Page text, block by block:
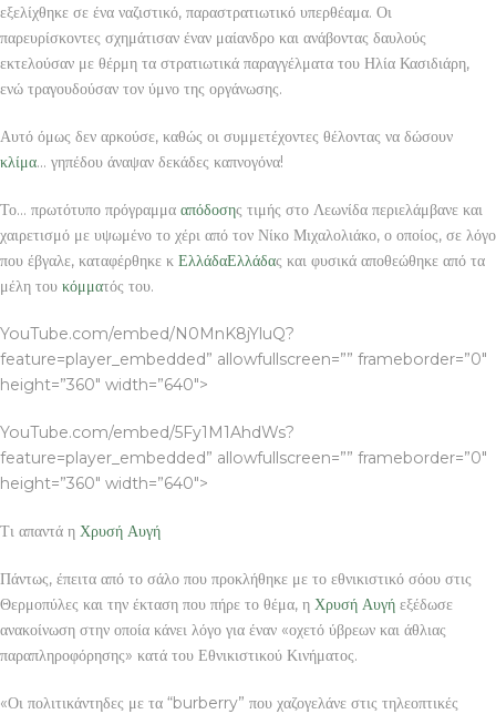
εξελίχθηκε σε ένα ναζιστικό, παραστρατιωτικό υπερθέαμα. Οι
παρευρίσκοντες σχημάτισαν έναν μαίανδρο και ανάβοντας δαυλούς
εκτελούσαν με θέρμη τα στρατιωτικά παραγγέλματα του Ηλία Κασιδιάρη,
ενώ τραγουδούσαν τον ύμνο της οργάνωσης.
Αυτό όμως δεν αρκούσε, καθώς οι συμμετέχοντες θέλοντας να δώσουν
κλίμα… γηπέδου άναψαν δεκάδες καπνογόνα!
Το… πρωτότυπο πρόγραμμα απόδοσης τιμής στο Λεωνίδα περιελάμβανε και
χαιρετισμό με υψωμένο το χέρι από τον Νίκο Μιχαλολιάκο, ο οποίος, σε λόγο
που έβγαλε, καταφέρθηκε κ ΕλλάδαΕλλάδας και φυσικά αποθεώθηκε από τα
μέλη του κόμματός του.
YouTube.com/embed/N0MnK8jYluQ?
feature=player_embedded” allowfullscreen=”” frameborder=”0″
height=”360″ width=”640″>
YouTube.com/embed/5Fy1M1AhdWs?
feature=player_embedded” allowfullscreen=”” frameborder=”0″
height=”360″ width=”640″>
Τι απαντά η Χρυσή Αυγή
Πάντως, έπειτα από το σάλο που προκλήθηκε με το εθνικιστικό σόου στις
Θερμοπύλες και την έκταση που πήρε το θέμα, η Χρυσή Αυγή εξέδωσε
ανακοίνωση στην οποία κάνει λόγο για έναν «οχετό ύβρεων και άθλιας
παραπληροφόρησης» κατά του Εθνικιστικού Κινήματος.
«Οι πολιτικάντηδες με τα “burberry” που χαζογελάνε στις τηλεοπτικές